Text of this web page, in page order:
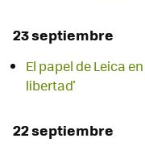
23 septiembre
El papel de Leica
libertad'
22 septiembre